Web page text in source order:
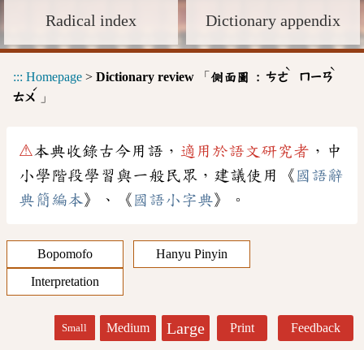
Radical index Dictionary appendix
::: Homepage > Dictionary review 「 側面圖 : ㄘㄜ
ˋ
ㄇㄧㄢ
ˋ
ㄊㄨ
ˊ
」
⚠本典收錄古今用語， 適用於語文研究者 ，中
小學階段學習與一般民眾，建議使用《 國語辭
典簡編本》、《 國語小字典》。
Bopomofo
Hanyu Pinyin
Interpretation
Small Medium Large Print Feedback